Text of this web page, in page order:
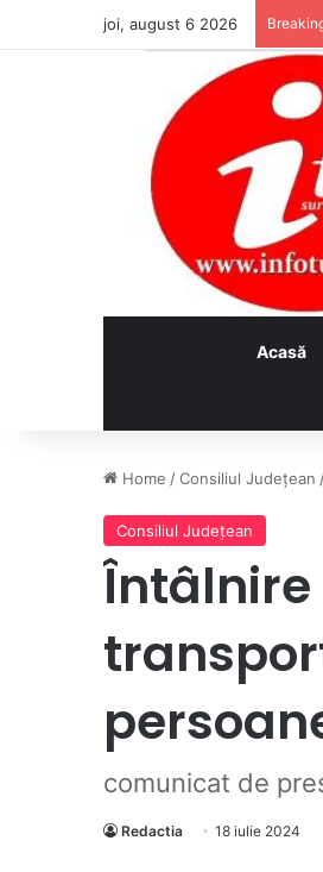
joi, august 6 2026
Acasă
Home /Consiliul Judeţean
Consiliul Judeţean
comunicat de
Redactia 18 iulie 2024